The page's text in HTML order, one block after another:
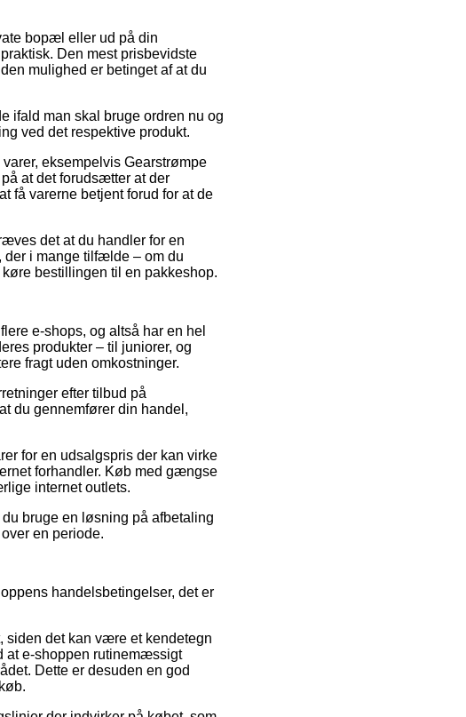
bopæl eller ud på din
Den mest prisbevidste
mulighed er betinget af at du
ifald man skal bruge ordren nu og
ved det respektive produkt.
eksempelvis Gearstrømpe
at det forudsætter at der
få varerne betjent forud for at de
det at du handler for en
der i mange tilfælde – om du
bestillingen til en pakkeshop.
e-shops, og altså har en hel
produkter – til juniorer, og
fragt uden omkostninger.
efter tilbud på
du gennemfører din handel,
for en udsalgspris der kan virke
forhandler. Køb med gængse
internet outlets.
bruge en løsning på afbetaling
en periode.
handelsbetingelser, det er
siden det kan være et kendetegn
at e-shoppen rutinemæssigt
Dette er desuden en god